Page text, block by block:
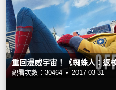
重回漫威宇宙！《蜘蛛人：返
觀看次數：30464 • 2017-03-31